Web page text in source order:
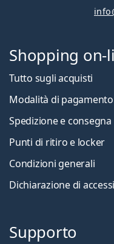
Shopping on-
Tutto sugli acquisti
Modalità di pagamento
Spedizione e consegna
Punti di ritiro e locker
Condizioni generali
Dichiarazione di
Supporto